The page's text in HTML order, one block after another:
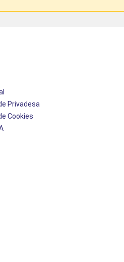
Privadesa
Cookies